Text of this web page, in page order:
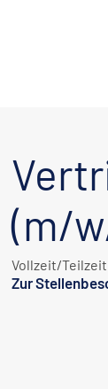
(m/
Vollzeit/Teilzeit
Zur